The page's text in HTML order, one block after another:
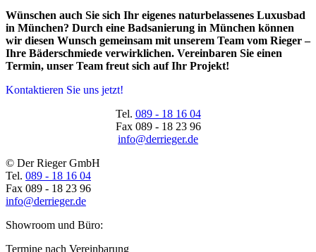
Wünschen auch Sie sich Ihr eigenes naturbelassenes Luxusbad
in München? Durch eine Badsanierung in München können
wir diesen Wunsch gemeinsam mit unserem Team vom Rieger –
Ihre Bäderschmiede verwirklichen. Vereinbaren Sie einen
Termin, unser Team freut sich auf Ihr Projekt!
Kontaktieren Sie uns jetzt!
Tel. 089 - 18 16 04
Fax 089 - 18 23 96
info@derrieger.de
© Der Rieger GmbH
Tel. 089 - 18 16 04
Fax 089 - 18 23 96
info@derrieger.de
Showroom und Büro:
Termine nach Vereinbarung